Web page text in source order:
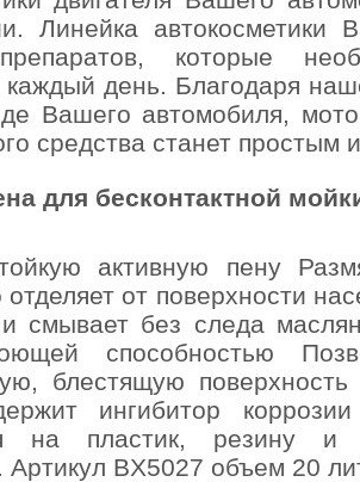
Линейка автокосметики
которые
каждый день. Благодаря
Вашего автомобиля,
средства станет простым
для бесконтактной
активную пену
от поверхности
и смывает без следа
способностью
блестящую
ингибитор
на пластик, резину и
Артикул BX5027 объем 20